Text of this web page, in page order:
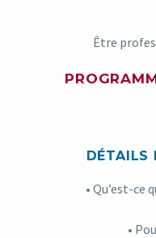
Être
DÉTAILS
• Qu’est-ce
•